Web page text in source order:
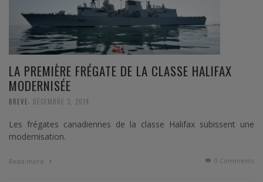
LA PREMIÈRE FRÉGATE DE LA CLASSE HALIFAX
MODERNISÉE
BREVE DÉCEMBRE 3, 2014
Les frégates canadiennes de la classe Halifax subissent une
modernisation.
Read more 0 Comments